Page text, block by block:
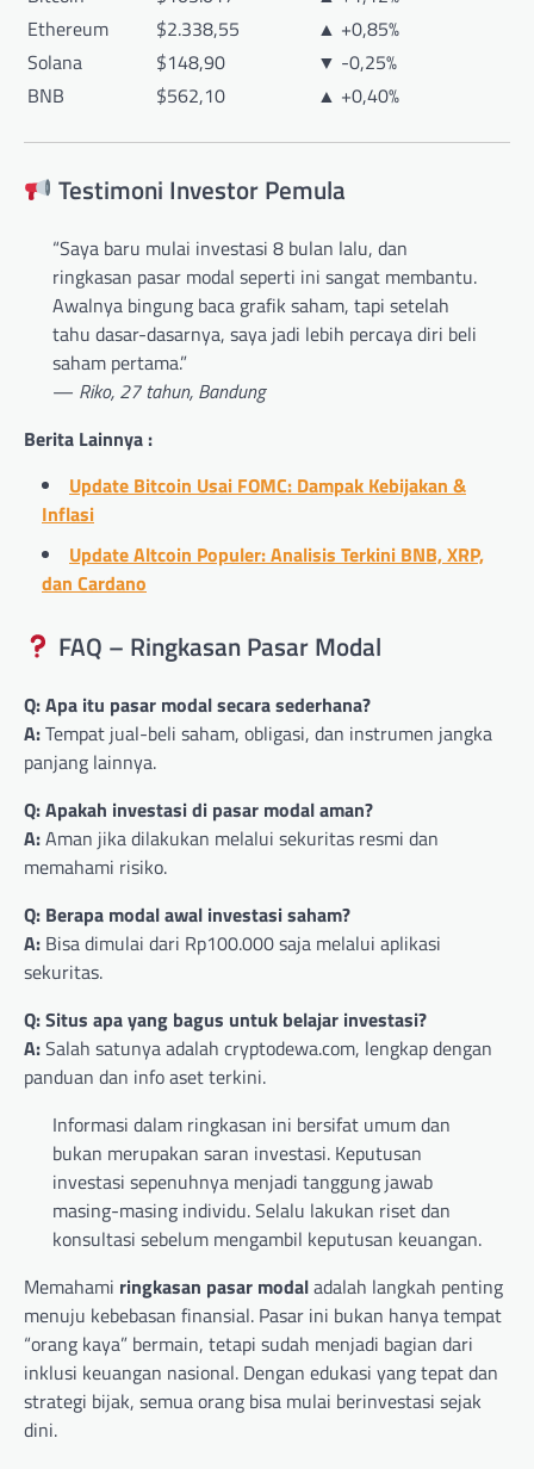
Ethereum
$2.338,55
▲ +0,85%
Solana
$148,90
▼ -0,25%
BNB
$562,10 ▲ +0,40%
Testimoni Investor Pemula
“Saya baru mulai investasi 8 bulan lalu, dan
ringkasan pasar modal seperti ini sangat membantu.
Awalnya bingung baca grafik saham, tapi setelah
tahu dasar-dasarnya, saya jadi lebih percaya diri beli
saham pertama.”
— Riko, 27 tahun, Bandung
Berita Lainnya :
Update Bitcoin Usai FOMC: Dampak Kebijakan &
Inflasi
Update Altcoin Populer: Analisis Terkini BNB, XRP,
dan Cardano
FAQ – Ringkasan Pasar Modal
Q: Apa itu pasar modal secara sederhana?
A:Tempat jual-beli saham, obligasi, dan instrumen jangka
panjang lainnya.
Q: Apakah investasi di pasar modal aman?
A:Aman jika dilakukan melalui sekuritas resmi dan
memahami risiko.
Q: Berapa modal awal investasi saham?
A: Bisa dimulai dari Rp100.000 saja melalui aplikasi
sekuritas.
Q: Situs apa yang bagus untuk belajar investasi?
A:Salah satunya adalah cryptodewa.com, lengkap dengan
panduan dan info aset terkini.
Informasi dalam ringkasan ini bersifat umum dan
bukan merupakan saran investasi. Keputusan
investasi sepenuhnya menjadi tanggung jawab
masing-masing individu. Selalu lakukan riset dan
konsultasi sebelum mengambil keputusan keuangan.
Memahami ringkasan pasar modaladalah langkah penting
menuju kebebasan finansial. Pasar ini bukan hanya tempat
“orang kaya” bermain, tetapi sudah menjadi bagian dari
inklusi keuangan nasional. Dengan edukasi yang tepat dan
strategi bijak, semua orang bisa mulai berinvestasi sejak
dini.